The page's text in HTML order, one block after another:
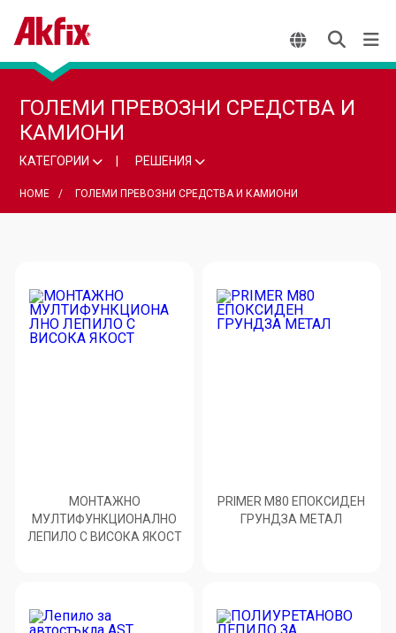
ГОЛЕМИ ПРЕВОЗНИ СРЕДСТВА И
КАМИОНИ
КАТЕГОРИИ РЕШЕНИЯ
HOME ГОЛЕМИ ПРЕВОЗНИ СРЕДСТВА И КАМИОНИ
МОНТАЖНО
МУЛТИФУНКЦИОНАЛНО
ЛЕПИЛО С ВИСОКА ЯКОСТ
PRIMER M80 ЕПОКСИДЕН
ГРУНДЗА МЕТАЛ